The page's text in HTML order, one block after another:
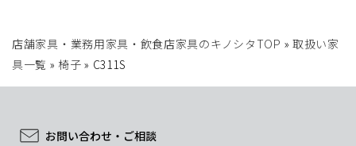
店舗家具・業務用家具・飲食店家具のキノシタTOP » 取扱い家
具一覧 » 椅子 » C311S
お問い合わせ・ご相談